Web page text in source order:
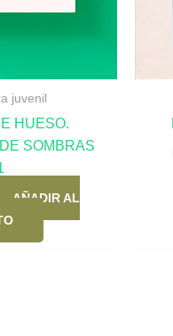
juvenil
HUESO.
SOMBRAS
AÑADIR AL